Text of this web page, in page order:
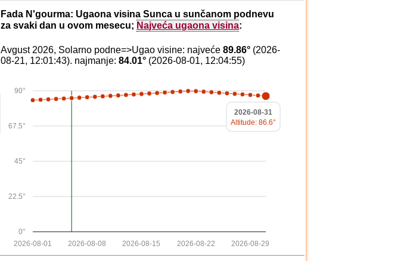
Fada N'gourma: Ugaona visina Sunca u sunčanom podnevu
za svaki dan u ovom mesecu; Najveća ugaona visina:
Avgust 2026, Solarno podne=>Ugao visine: najveće89.86° (2026-
08-21, 12:01:43). najmanje:84.01° (2026-08-01, 12:04:55)
0°
22.5°
45°
67.5°
90°
2026-08-29
2026-08-22
2026-08-15
2026-08-08
2026-08-01
2026-08-31
Altitude: 86.6°